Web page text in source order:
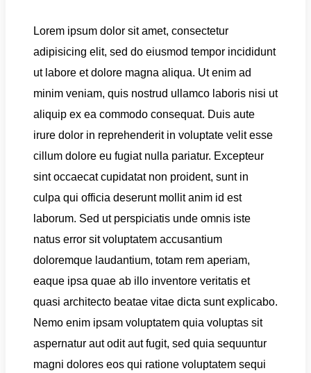
Lorem ipsum dolor sit amet, consectetur
adipisicing elit, sed do eiusmod tempor incididunt
ut labore et dolore magna aliqua. Ut enim ad
minim veniam, quis nostrud ullamco laboris nisi ut
aliquip ex ea commodo consequat. Duis aute
irure dolor in reprehenderit in voluptate velit esse
cillum dolore eu fugiat nulla pariatur. Excepteur
sint occaecat cupidatat non proident, sunt in
culpa qui officia deserunt mollit anim id est
laborum. Sed ut perspiciatis unde omnis iste
natus error sit voluptatem accusantium
doloremque laudantium, totam rem aperiam,
eaque ipsa quae ab illo inventore veritatis et
quasi architecto beatae vitae dicta sunt explicabo.
Nemo enim ipsam voluptatem quia voluptas sit
aspernatur aut odit aut fugit, sed quia sequuntur
magni dolores eos qui ratione voluptatem sequi